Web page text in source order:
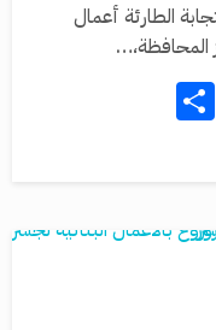
الطارئة أعمال
المحافظة،…
Email